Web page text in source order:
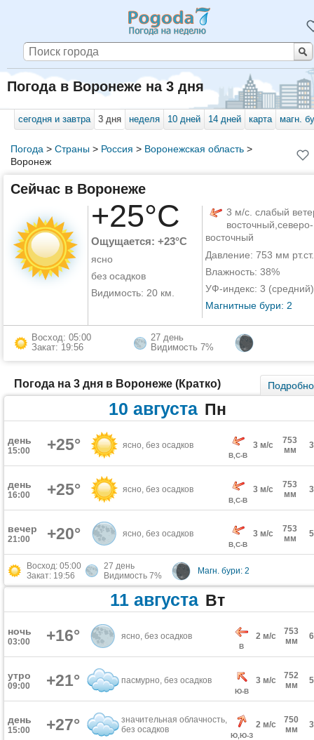
Погода в Воронеже на 3 дня
сегодня и завтра 3 дня неделя 10 дней 14 дней карта магн.
Погода > Страны> Россия > Воронежская область>
Воронеж
Сейчас в Воронеже
+25°C
Ощущается: +23°C
ясно
без осадков
Видимость: 20 км.
3 м/с. слабый
восточный,северо-
восточный
Давление: 753 мм рт.ст.
Влажность: 38%
УФ-индекс: 3 (средний)
Магнитные бури: 2
Восход: 05:00
Закат: 19:56
27 день
Видимость 7%
Погода на 3 дня в Воронеже (Кратко) Подробно
10 августа Пн
день
15:00 +25° ясно, без осадков
В,С-В
3 м/с
753
мм
день
16:00 +25° ясно, без осадков
В,С-В
3 м/с
753
мм
вечер
21:00 +20° ясно, без осадков
В,С-В
3 м/с
753
мм
Восход: 05:00
Закат: 19:56
27 день
Видимость 7%
Магн. бури: 2
11 августа Вт
ночь
03:00 +16° ясно, без осадков
В
2 м/с
753
мм
утро
09:00 +21° пасмурно, без осадков
Ю-В
3 м/с
752
мм
день
15:00 +27°
значительная облачность,
без осадков
Ю,Ю-З
2 м/с
750
мм